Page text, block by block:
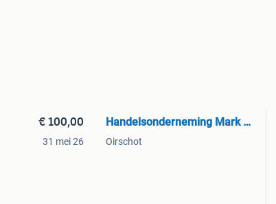
€ 100,00
31 mei 26
Handelsonderneming Mark de Bre
Oirschot